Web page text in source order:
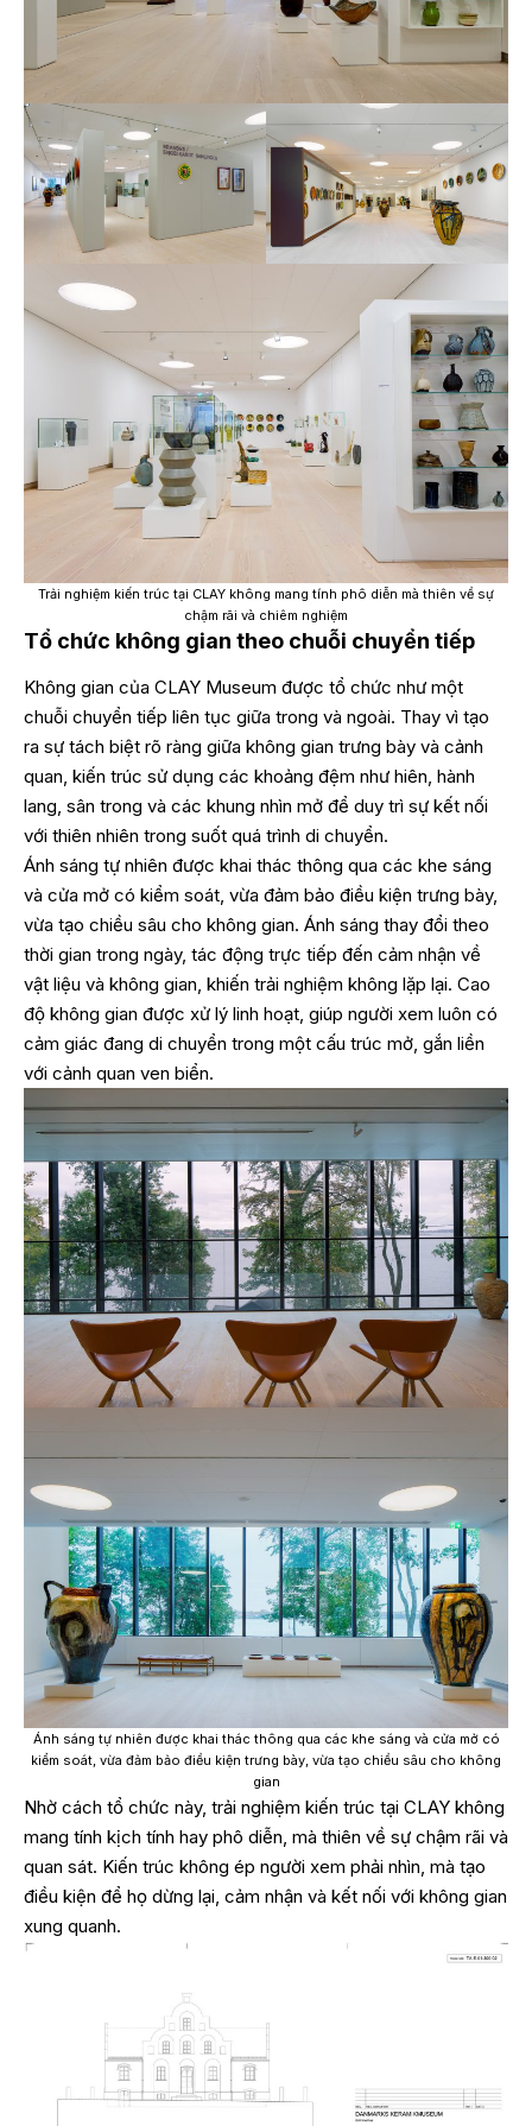
Trải nghiệm kiến trúc tại CLAY không mang tính phô diễn mà thiên về sự
chậm rãi và chiêm nghiệm
Tổ chức không gian theo chuỗi chuyển tiếp
Không gian của CLAY Museum được tổ chức như một
chuỗi chuyển tiếp liên tục giữa trong và ngoài. Thay vì tạo
ra sự tách biệt rõ ràng giữa không gian trưng bày và cảnh
quan, kiến trúc sử dụng các khoảng đệm như hiên, hành
lang, sân trong và các khung nhìn mở để duy trì sự kết nối
với thiên nhiên trong suốt quá trình di chuyển.
Ánh sáng tự nhiên được khai thác thông qua các khe sáng
và cửa mở có kiểm soát, vừa đảm bảo điều kiện trưng bày,
vừa tạo chiều sâu cho không gian. Ánh sáng thay đổi theo
thời gian trong ngày, tác động trực tiếp đến cảm nhận về
vật liệu và không gian, khiến trải nghiệm không lặp lại. Cao
độ không gian được xử lý linh hoạt, giúp người xem luôn có
cảm giác đang di chuyển trong một cấu trúc mở, gắn liền
với cảnh quan ven biển.
Ánh sáng tự nhiên được khai thác thông qua các khe sáng và cửa mở có
kiểm soát, vừa đảm bảo điều kiện trưng bày, vừa tạo chiều sâu cho không
gian
Nhờ cách tổ chức này, trải nghiệm kiến trúc tại CLAY không
mang tính kịch tính hay phô diễn, mà thiên về sự chậm rãi và
quan sát. Kiến trúc không ép người xem phải nhìn, mà tạo
điều kiện để họ dừng lại, cảm nhận và kết nối với không gian
xung quanh.